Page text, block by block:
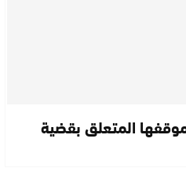
المتعلق بقضية